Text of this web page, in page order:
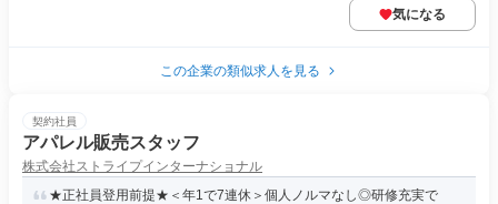
気になる
この企業の類似求人を見る
契約社員
アパレル販売スタッフ
株式会社ストライプインターナショナル
★正社員登用前提★＜年1で7連休＞個人ノルマなし◎研修充実で